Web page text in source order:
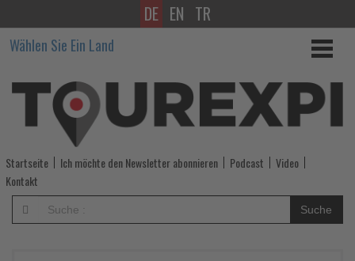
TUI
Österreich
organisiert
Advanced-
Tour
für
Reiseprofis
DE EN TR
Wählen Sie Ein Land
Startseite Ich möchte den Newsletter abonnieren Podcast
Video
Kontakt
Suche